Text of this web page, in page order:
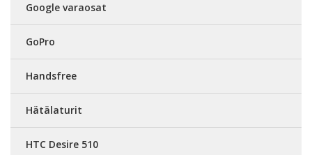
Google varaosat
GoPro
Handsfree
Hätälaturit
HTC Desire 510